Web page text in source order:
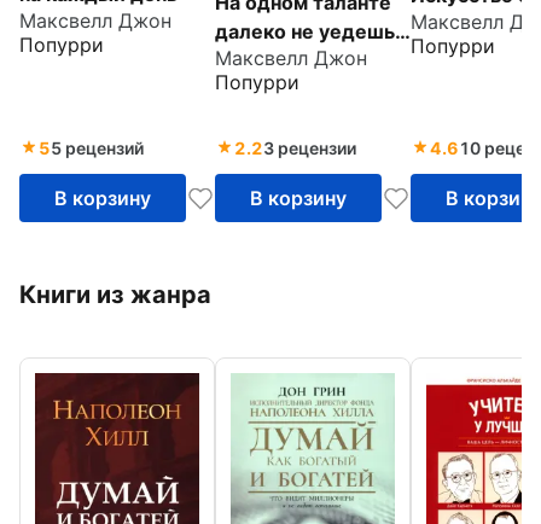
Максвелл Джон
Попурри
55 рецензий
В корзину
далеко не уедешь,
или Как себя
раскрутить
Максвелл Джон
Попурри
2.23 рецензии
В корзину
Максвелл
Попурри
4.610
В корзину
Книги из жанра